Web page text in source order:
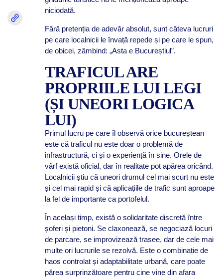
niciodată.
Fără pretenția de adevăr absolut, sunt câteva lucruri
pe care localnicii le învață repede și pe care le spun,
de obicei, zâmbind: „Asta e Bucureștiul”.
TRAFICUL ARE
PROPRIILE LUI LEGI
(ȘI UNEORI LOGICA
LUI)
Primul lucru pe care îl observă orice bucureștean
este că traficul nu este doar o problemă de
infrastructură, ci și o experiență în sine. Orele de
vârf există oficial, dar în realitate pot apărea oricând.
Localnicii știu că uneori drumul cel mai scurt nu este
și cel mai rapid și că aplicațiile de trafic sunt aproape
la fel de importante ca portofelul.
În același timp, există o solidaritate discretă între
șoferi și pietoni. Se claxonează, se negociază locuri
de parcare, se improvizează trasee, dar de cele mai
multe ori lucrurile se rezolvă. Este o combinație de
haos controlat și adaptabilitate urbană, care poate
părea surprinzătoare pentru cine vine din afara